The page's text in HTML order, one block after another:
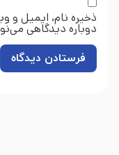
ذخیره نام، ایمیل و
دوباره دیدگاهی